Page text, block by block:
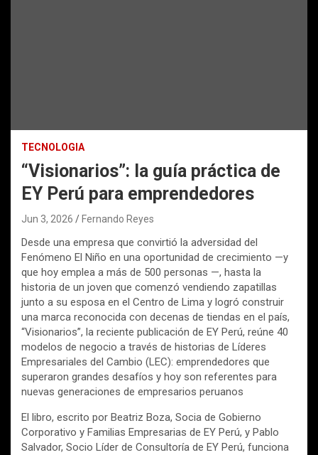
TECNOLOGIA
“Visionarios”: la guía práctica de
EY Perú para emprendedores
Jun 3, 2026 Fernando Reyes
Desde una empresa que convirtió la adversidad del
Fenómeno El Niño en una oportunidad de crecimiento —y
que hoy emplea a más de 500 personas —, hasta la
historia de un joven que comenzó vendiendo zapatillas
junto a su esposa en el Centro de Lima y logró construir
una marca reconocida con decenas de tiendas en el país,
“Visionarios”, la reciente publicación de EY Perú, reúne 40
modelos de negocio a través de historias de Líderes
Empresariales del Cambio (LEC): emprendedores que
superaron grandes desafíos y hoy son referentes para
nuevas generaciones de empresarios peruanos
El libro, escrito por Beatriz Boza, Socia de Gobierno
Corporativo y Familias Empresarias de EY Perú, y Pablo
Salvador, Socio Líder de Consultoría de EY Perú, funciona